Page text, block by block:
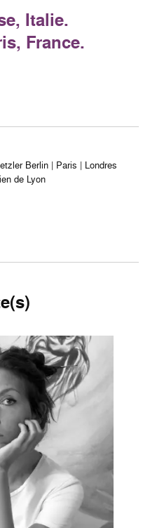
Italie.
France.
Berlin | Paris | Londres
de Lyon